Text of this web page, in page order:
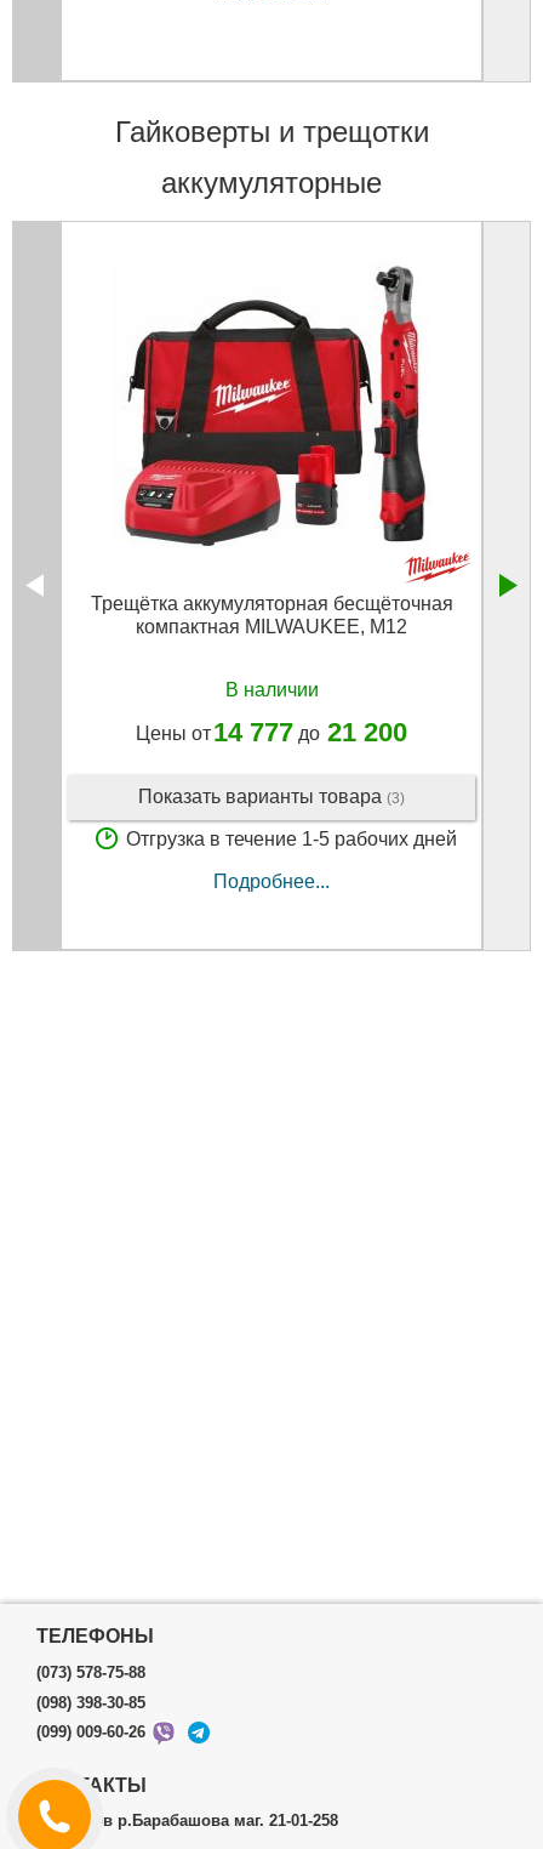
Гайковерты и трещотки
аккумуляторные
Трещётка аккумуляторная бесщёточная
компактная MILWAUKEE, M12
В наличии
Цены от14 777 до 21 200
Показать варианты товара (3)
Отгрузка в течение 1-5 рабочих дней
Подробнее...
ТЕЛЕФОНЫ
(073) 578-75-88
(098) 398-30-85
(099) 009-60-26
КОНТАКТЫ
г.Харьков р.Барабашова маг. 21-01-258